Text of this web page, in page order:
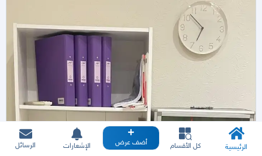
الرئيسية كل الأقسام أضف عرض الإشعارات الرسائل